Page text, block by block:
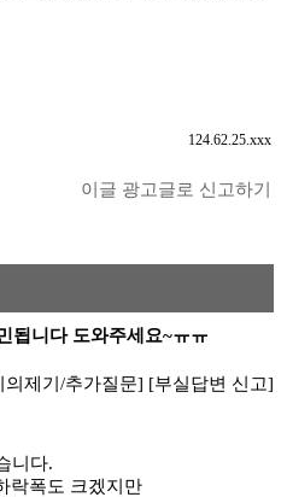
124.62.25.xxx
이글 광고글로 신고하기
됩니다 도와주세요~ㅠㅠ
의제기/추가질문] [부실답변 신고]
니다.
락폭도 크겠지만